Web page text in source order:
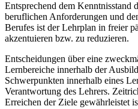
Entsprechend dem Kenntnisstand
beruflichen Anforderungen und
Berufes ist der Lehrplan in freier
akzentuieren bzw. zu reduzieren.
Entscheidungen über eine
Lernbereiche innerhalb der
Schwerpunkten innerhalb eines
Verantwortung des Lehrers.
Erreichen der Ziele gewährleistet